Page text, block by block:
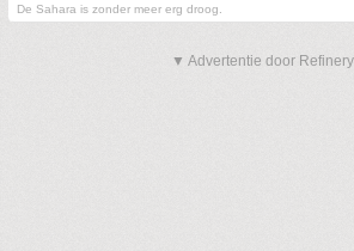
De Sahara is zonder meer erg droog.
▼ Advertentie door